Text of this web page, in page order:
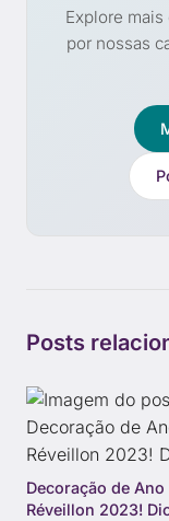
Explore
por nossas
Posts
Decoração de Ano
Réveillon 2023!